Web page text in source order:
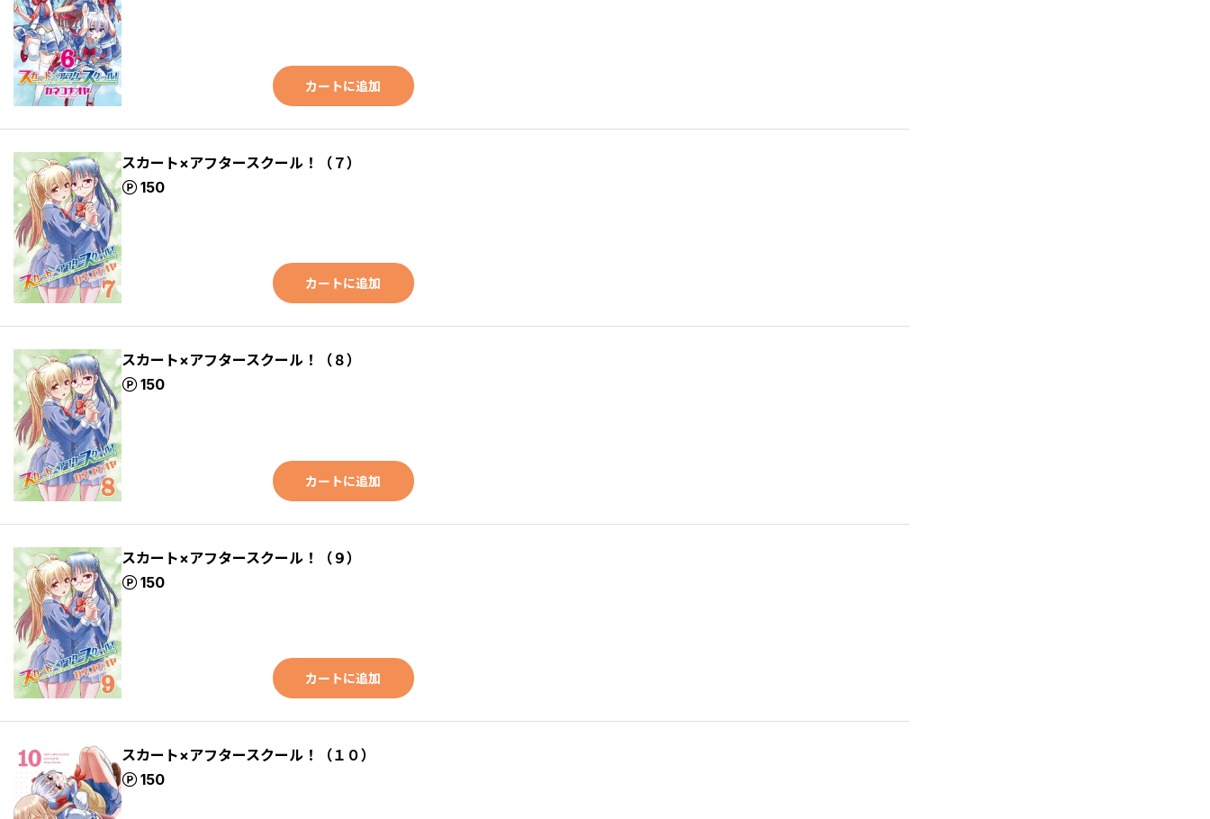
カートに追加
スカート×アフタースクール！（７）
150
ポイント
カートに追加
スカート×アフタースクール！（８）
150
ポイント
カートに追加
スカート×アフタースクール！（９）
150
ポイント
カートに追加
スカート×アフタースクール！（１０）
150
ポイント